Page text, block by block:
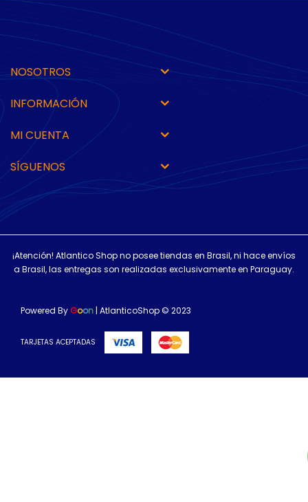
NOSOTROS
INFORMACIÓN
MI CUENTA
SÍGUENOS
¡Atención! Atlantico Shop no posee tiendas en Brasil, ni hace envíos
a Brasil, las entregas son realizadas exclusivamente en Paraguay.
Powered By Goon | AtlanticoShop © 2023
TARJETAS ACEPTADAS